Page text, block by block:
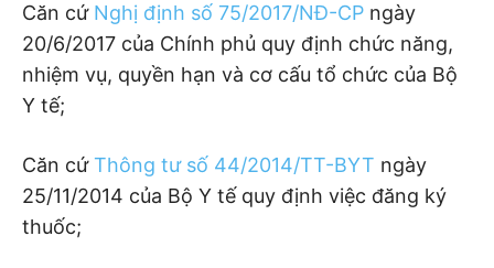
Căn cứ Nghị định số 75/2017/NĐ-CP ngày
20/6/2017 của Chính phủ quy định chức năng,
nhiệm vụ, quyền hạn và cơ cấu tổ chức của Bộ
Y tế;
Căn cứThông tư số 44/2014/TT-BYT ngày
25/11/2014 của Bộ Y tế quy định việc đăng ký
thuốc;